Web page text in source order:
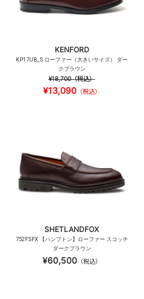
KENFORD
KP17UB_S ローファー（大きいサイズ） ダー
クブラウン
¥18,700（税込）
¥13,090（税込）
SHETLANDFOX
752FSFX 【ハンプトン】ローファー スコッチ
ダークブラウン
¥60,500（税込）